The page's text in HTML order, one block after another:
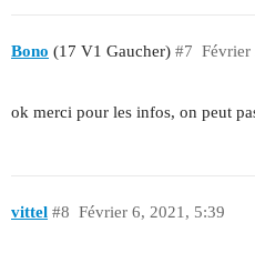
Bono (17 V1 Gaucher) Février
#7
ok merci pour les infos, on peut
vittel Février 6, 2021, 5:39
#8